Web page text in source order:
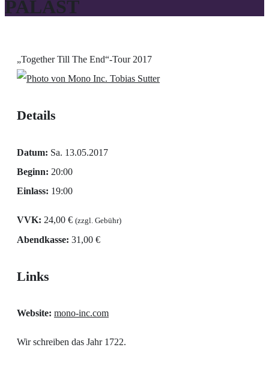
PALAST
„Together Till The End“-Tour 2017
Tobias Sutter
Details
Datum: Sa. 13.05.2017
Beginn: 20:00
Einlass: 19:00
VVK: 24,00 € (zzgl. Gebühr)
Abendkasse: 31,00 €
Links
Website: mono-inc.com
Wir schreiben das Jahr 1722.